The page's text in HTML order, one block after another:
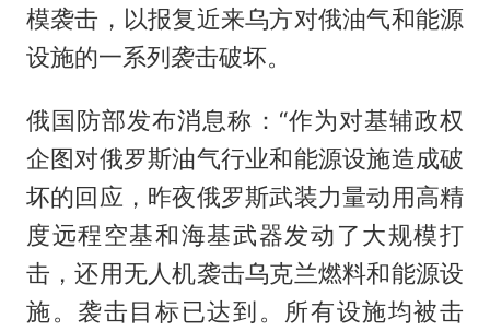
模袭击，以报复近来乌方对俄油气和能源
设施的一系列袭击破坏。
俄国防部发布消息称：“作为对基辅政权
企图对俄罗斯油气行业和能源设施造成破
坏的回应，昨夜俄罗斯武装力量动用高精
度远程空基和海基武器发动了大规模打
击，还用无人机袭击乌克兰燃料和能源设
施。袭击目标已达到。所有设施均被击